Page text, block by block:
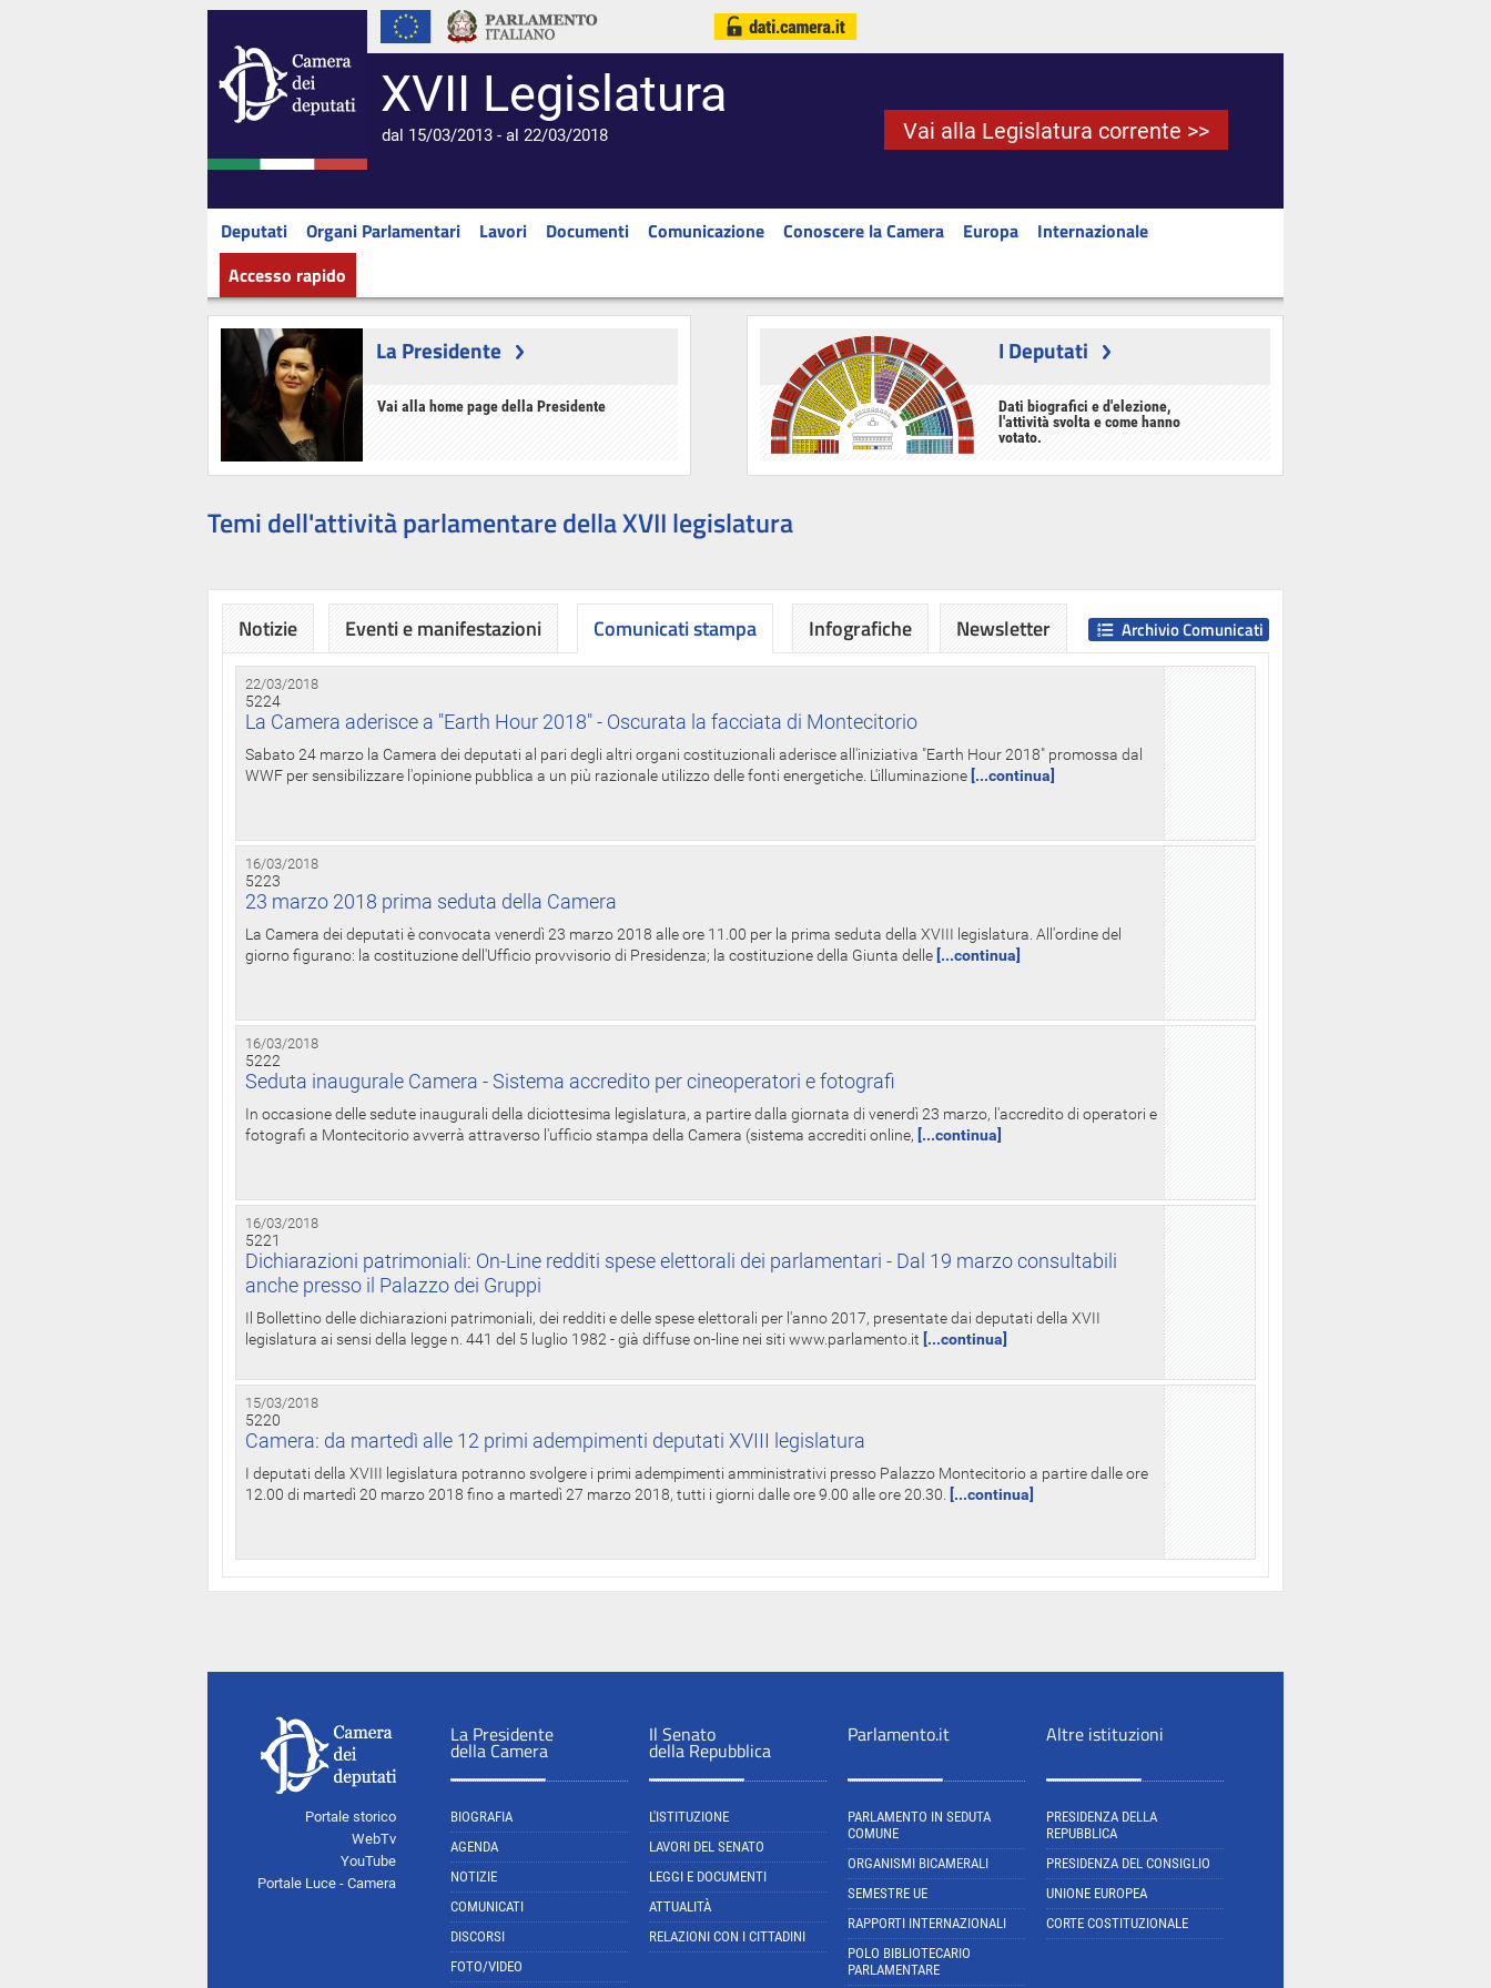
XVII Legislatura
dal 15/03/2013 - al 22/03/2018 Vai alla Legislatura corrente >>
Deputati Organi Parlamentari Lavori Documenti Comunicazione Conoscere la Camera Europa
Internazionale
Accesso rapido
La Presidente
Vai alla home page della Presidente
I Deputati
Dati biografici e d'elezione,
l'attività svolta e come hanno
votato.
Temi dell'attività parlamentare della XVII legislatura
Notizie Eventi e manifestazioni Comunicati stampa
22/03/2018
5224
La Camera aderisce a "Earth Hour 2018" - Oscurata la facciata di Montecitorio
Sabato 24 marzo la Camera dei deputati al pari degli altri organi costituzionali aderisce all'iniziativa "Earth Hour 2018" promossa dal
WWF per sensibilizzare l'opinione pubblica a un più razionale utilizzo delle fonti energetiche. L'illuminazione [...continua]
16/03/2018
5223
23 marzo 2018 prima seduta della Camera
La Camera dei deputati è convocata venerdì 23 marzo 2018 alle ore 11.00 per la prima seduta della XVIII legislatura. All'ordine del
giorno figurano: la costituzione dell'Ufficio provvisorio di Presidenza; la costituzione della Giunta delle [...continua]
16/03/2018
5222
Seduta inaugurale Camera - Sistema accredito per cineoperatori e fotografi
In occasione delle sedute inaugurali della diciottesima legislatura, a partire dalla giornata di venerdì 23 marzo, l'accredito di operatori e
fotografi a Montecitorio avverrà attraverso l'ufficio stampa della Camera (sistema accrediti online, [...continua]
16/03/2018
5221
Dichiarazioni patrimoniali: On-Line redditi spese elettorali dei parlamentari - Dal 19 marzo consultabili
anche presso il Palazzo dei Gruppi
Il Bollettino delle dichiarazioni patrimoniali, dei redditi e delle spese elettorali per l'anno 2017, presentate dai deputati della XVII
legislatura ai sensi della legge n. 441 del 5 luglio 1982 - già diffuse on-line nei siti www.parlamento.it [...continua]
15/03/2018
5220
Camera: da martedì alle 12 primi adempimenti deputati XVIII legislatura
I deputati della XVIII legislatura potranno svolgere i primi adempimenti amministrativi presso Palazzo Montecitorio a partire dalle ore
12.00 di martedì 20 marzo 2018 fino a martedì 27 marzo 2018, tutti i giorni dalle ore 9.00 alle ore 20.30.
[...continua]
Archivio Comunicati
Infografiche Newsletter
Portale storico
WebTv
YouTube
Portale Luce - Camera
La Presidente
della Camera
BIOGRAFIA
AGENDA
NOTIZIE
COMUNICATI
DISCORSI
FOTO/VIDEO
Il Senato
della Repubblica
L'ISTITUZIONE
LAVORI DEL SENATO
LEGGI E DOCUMENTI
ATTUALITÀ
RELAZIONI CON I CITTADINI
Parlamento.it
PARLAMENTO IN SEDUTA
COMUNE
ORGANISMI BICAMERALI
SEMESTRE UE
RAPPORTI INTERNAZIONALI
POLO BIBLIOTECARIO
PARLAMENTARE
Altre istituzioni
PRESIDENZA DELLA
REPUBBLICA
PRESIDENZA DEL CONSIGLIO
UNIONE EUROPEA
CORTE COSTITUZIONALE